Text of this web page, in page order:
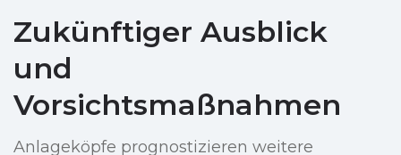
Zukünftiger Ausblick
und
Vorsichtsmaßnahmen
Anlageköpfe prognostizieren weitere